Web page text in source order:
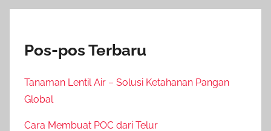
Pos-pos Terbaru
Tanaman Lentil Air – Solusi Ketahanan Pangan
Global
Cara Membuat POC dari Telur